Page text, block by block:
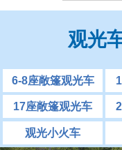
观光
6-8座敞篷观光车
17座敞篷观光车
观光小火车